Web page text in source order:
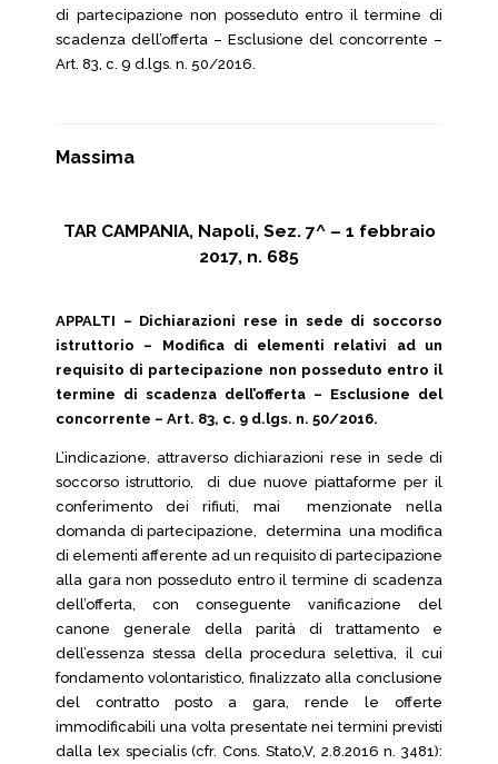
di partecipazione non posseduto entro il termine di
scadenza dell’offerta – Esclusione del concorrente –
Art. 83, c. 9 d.lgs. n. 50/2016.
Massima
TAR CAMPANIA, Napoli, Sez. 7^ – 1 febbraio
2017, n. 685
APPALTI – Dichiarazioni rese in sede di soccorso
istruttorio – Modifica di elementi relativi ad un
requisito di partecipazione non posseduto entro il
termine di scadenza dell’offerta – Esclusione del
concorrente – Art. 83, c. 9 d.lgs. n. 50/2016.
L’indicazione, attraverso dichiarazioni rese in sede di
soccorso istruttorio, di due nuove piattaforme per il
conferimento dei rifiuti, mai menzionate nella
domanda di partecipazione, determina una modifica
di elementi afferente ad un requisito di partecipazione
alla gara non posseduto entro il termine di scadenza
dell’offerta, con conseguente vanificazione del
canone generale della parità di trattamento e
dell’essenza stessa della procedura selettiva, il cui
fondamento volontaristico, finalizzato alla conclusione
del contratto posto a gara, rende le offerte
immodificabili una volta presentate nei termini previsti
dalla lex specialis (cfr. Cons. Stato,V, 2.8.2016 n. 3481):